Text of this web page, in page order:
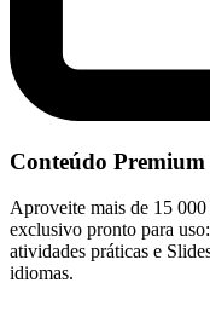
Conteúdo Premium
Aproveite mais de 15
exclusivo pronto para
atividades práticas e
idiomas.